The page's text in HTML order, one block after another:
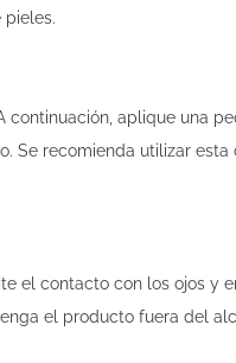
aplique una
Se recomienda utilizar
el contacto con los ojos y
el producto fuera del